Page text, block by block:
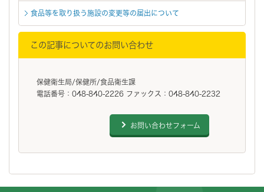
食品等を取り扱う施設の変更等の届出について
この記事についてのお問い合わせ
保健衛生局/保健所/食品衛生課
電話番号：048-840-2226 ファックス：048-840-2232
お問い合わせフォーム